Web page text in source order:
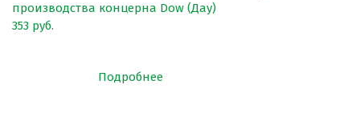
Игровое оборудование для площадок
Спортивное оборудование
производства концерна Dow (Дау)
353 руб.
Подробнее